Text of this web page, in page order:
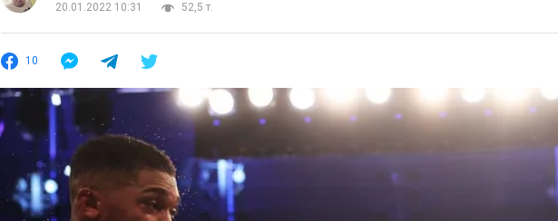
20.01.2022 10:31
52,5 т.
10